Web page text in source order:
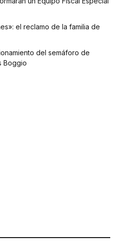
el reclamo de la familia de
del semáforo de
Boggio